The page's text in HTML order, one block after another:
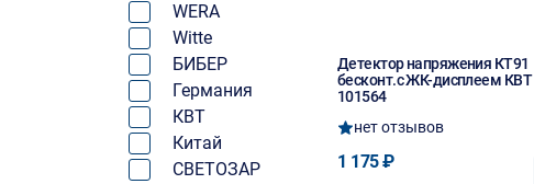
WERA
Witte
БИБЕР
Германия
КВТ
Китай
СВЕТОЗАР
Детектор напряжения КТ91
бесконт.с ЖК-дисплеем КВТ
101564
нет отзывов
1 175 ₽